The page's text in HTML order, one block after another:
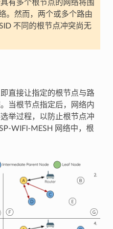
有多个根节点的网络将围
。然而，两个或多个路由
不同的根节点冲突尚无
直接让指定的根节点与路
当根节点指定后，网络内
举过程，以防止根节点冲
WIFI-MESH 网络中，根